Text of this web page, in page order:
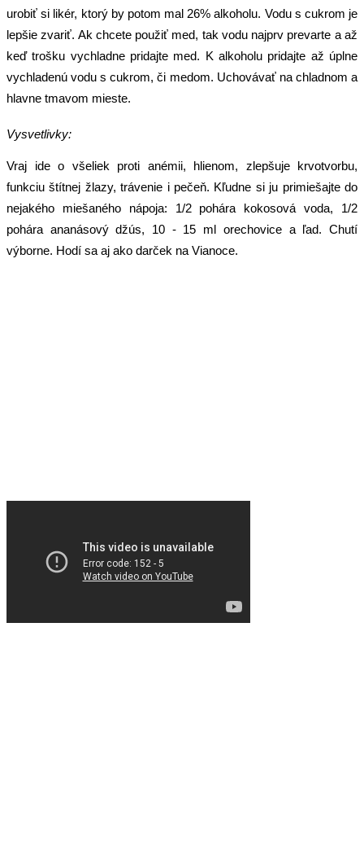
urobiť si likér, ktorý by potom mal 26% alkoholu. Vodu s cukrom je
lepšie zvariť. Ak chcete použiť med, tak vodu najprv prevarte a až
keď trošku vychladne pridajte med. K alkoholu pridajte až úplne
vychladenú vodu s cukrom, či medom. Uchovávať na chladnom a
hlavne tmavom mieste.
Vysvetlivky:
Vraj ide o všeliek proti anémii, hlienom, zlepšuje krvotvorbu,
funkciu štítnej žlazy, trávenie i pečeň. Kľudne si ju primiešajte do
nejakého miešaného nápoja: 1/2 pohára kokosová voda, 1/2
pohára ananásový džús, 10 - 15 ml orechovice a ľad. Chutí
výborne. Hodí sa aj ako darček na Vianoce.